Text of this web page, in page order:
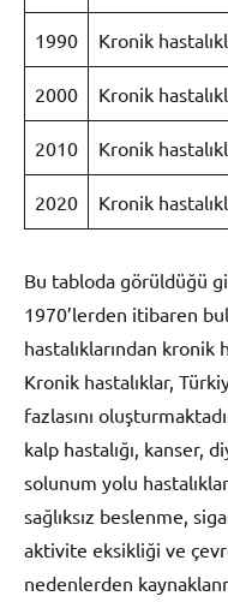
1990 Kronik
2000 Kronik
2010 Kronik
2020 Kronik
Bu tabloda görüldüğü
1970’lerden itibaren
hastalıklarından kronik
Kronik hastalıklar,
fazlasını
kalp hastalığı, kanser,
solunum yolu
sağlıksız beslenme,
aktivite eksikliği ve
nedenlerden